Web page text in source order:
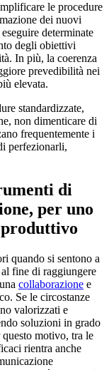
le procedure
dei nuovi
determinate
degli obiettivi
In più, la coerenza
prevedibilità nei
elevata.
standardizzate,
non dimenticare di
frequentemente i
perfezionarli,
di
per uno
quando si sentono a
fine di raggiungere
collaborazione e
Se le circostanze
valorizzati e
soluzioni in grado
motivo, tra le
rientra anche